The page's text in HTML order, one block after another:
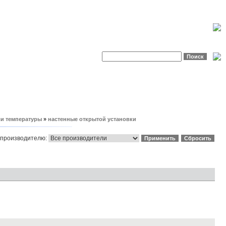
температуры » настенные открытой установки